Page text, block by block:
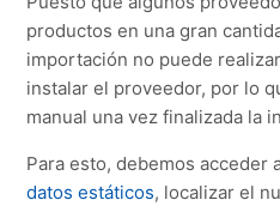
productos en una gran
importación no puede
instalar el proveedor, por lo
manual una vez finalizada la
Para esto, debemos acceder
datos estáticos, localizar el